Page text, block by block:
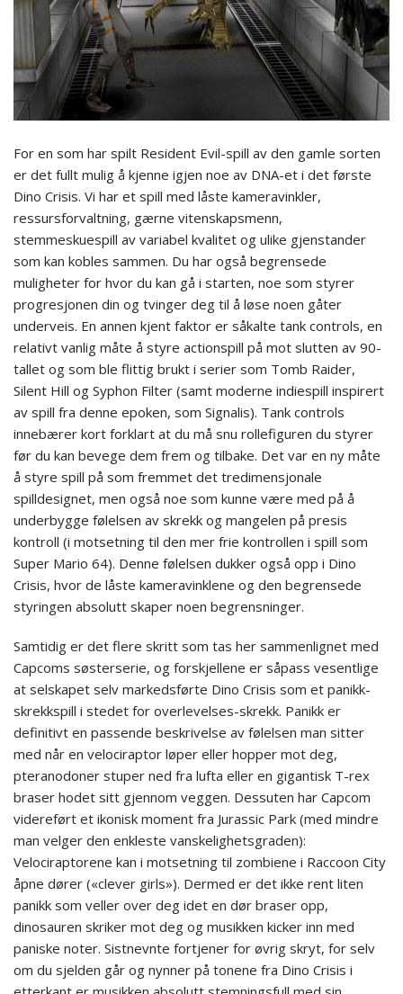
For en som har spilt Resident Evil-spill av den gamle sorten
er det fullt mulig å kjenne igjen noe av DNA-et i det første
Dino Crisis. Vi har et spill med låste kameravinkler,
ressursforvaltning, gærne vitenskapsmenn,
stemmeskuespill av variabel kvalitet og ulike gjenstander
som kan kobles sammen. Du har også begrensede
muligheter for hvor du kan gå i starten, noe som styrer
progresjonen din og tvinger deg til å løse noen gåter
underveis. En annen kjent faktor er såkalte tank controls, en
relativt vanlig måte å styre actionspill på mot slutten av 90-
tallet og som ble flittig brukt i serier som Tomb Raider,
Silent Hill og Syphon Filter (samt moderne indiespill inspirert
av spill fra denne epoken, som Signalis). Tank controls
innebærer kort forklart at du må snu rollefiguren du styrer
før du kan bevege dem frem og tilbake. Det var en ny måte
å styre spill på som fremmet det tredimensjonale
spilldesignet, men også noe som kunne være med på å
underbygge følelsen av skrekk og mangelen på presis
kontroll (i motsetning til den mer frie kontrollen i spill som
Super Mario 64). Denne følelsen dukker også opp i Dino
Crisis, hvor de låste kameravinklene og den begrensede
styringen absolutt skaper noen begrensninger.
Samtidig er det flere skritt som tas her sammenlignet med
Capcoms søsterserie, og forskjellene er såpass vesentlige
at selskapet selv markedsførte Dino Crisis som et panikk-
skrekkspill i stedet for overlevelses-skrekk. Panikk er
definitivt en passende beskrivelse av følelsen man sitter
med når en velociraptor løper eller hopper mot deg,
pteranodoner stuper ned fra lufta eller en gigantisk T-rex
braser hodet sitt gjennom veggen. Dessuten har Capcom
videreført et ikonisk moment fra Jurassic Park (med mindre
man velger den enkleste vanskelighetsgraden):
Velociraptorene kan i motsetning til zombiene i Raccoon City
åpne dører («clever girls»). Dermed er det ikke rent liten
panikk som veller over deg idet en dør braser opp,
dinosauren skriker mot deg og musikken kicker inn med
paniske noter. Sistnevnte fortjener for øvrig skryt, for selv
om du sjelden går og nynner på tonene fra Dino Crisis i